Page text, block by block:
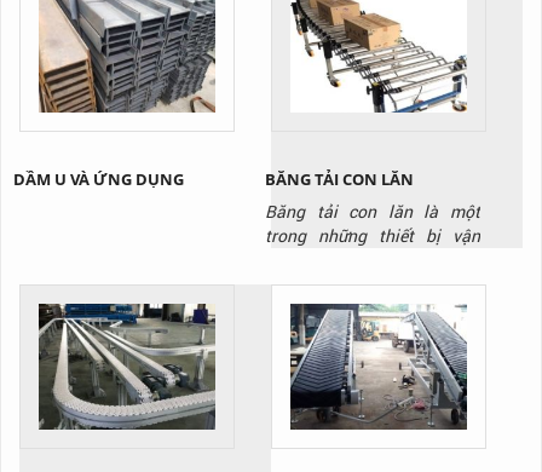
DẦM U VÀ ỨNG DỤNG BĂNG TẢI CON LĂN
Băng tải con lăn là một
trong những thiết bị vận
trong các nhà kho và nhà
máy, kho hàng